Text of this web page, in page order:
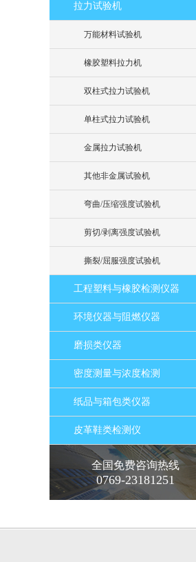
拉力试验机
万能材料试验机
橡胶塑料拉力机
双柱式拉力试验机
单柱式拉力试验机
金属拉力试验机
其他非金属试验机
弯曲/压缩强度试验机
剪切/剥离强度试验机
撕裂/屈服强度试验机
工程塑料与橡胶检测仪器
环境仪器与阻燃仪器
磨损类仪器
密度测量与浓度检测
纸品与箱包类仪器
皮革鞋类检测仪
全国免费咨询热线
0769-23181251